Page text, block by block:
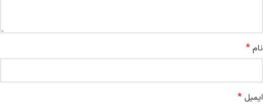
نام*
ایمیل *